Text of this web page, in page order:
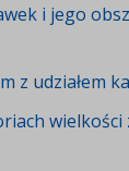
i jego
z udziałem